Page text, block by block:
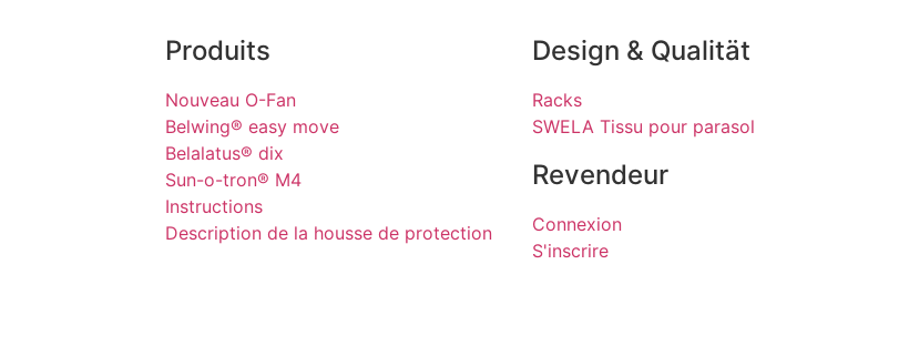
Produits
Nouveau O-Fan
Belwing® easy move
Belalatus® dix
Sun-o-tron® M4
Instructions
Description de la housse de protection
Design & Qualität
Racks
SWELA Tissu pour parasol
Revendeur
Connexion
S'inscrire